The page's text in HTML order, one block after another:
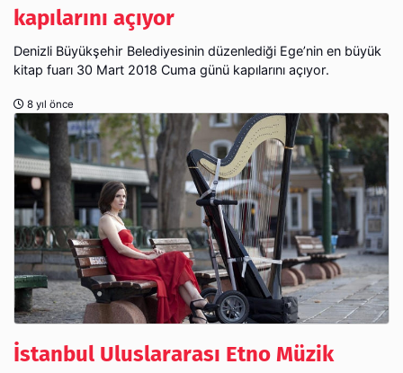
kapılarını açıyor
Denizli Büyükşehir Belediyesinin düzenlediği Ege’nin en büyük
kitap fuarı 30 Mart 2018 Cuma günü kapılarını açıyor.
8 yıl önce
İstanbul Uluslararası Etno Müzik